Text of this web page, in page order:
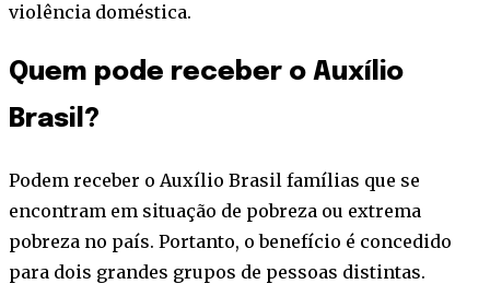
violência doméstica.
Quem pode receber o Auxílio
Brasil?
Podem receber o Auxílio Brasil famílias que se
encontram em situação de pobreza ou extrema
pobreza no país. Portanto, o benefício é concedido
para dois grandes grupos de pessoas distintas.